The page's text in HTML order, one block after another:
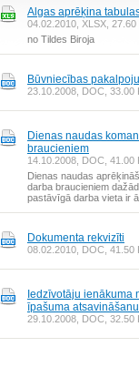
Algas aprēķina
04.02.2010, XLSX,
no Tildes Biroja
Būvniecības
23.10.2008, DOC, 33.00
Dienas naudas
braucieniem
14.10.2008, DOC, 41.00
Dienas naudas
darba braucieniem
pastāvīgā darba vieta ir
Dokumenta rekvizīti
08.02.2010, DOC, 41.50
Iedzīvotāju ienākuma
īpašuma atsavināšanu
29.10.2008, DOC, 32.50